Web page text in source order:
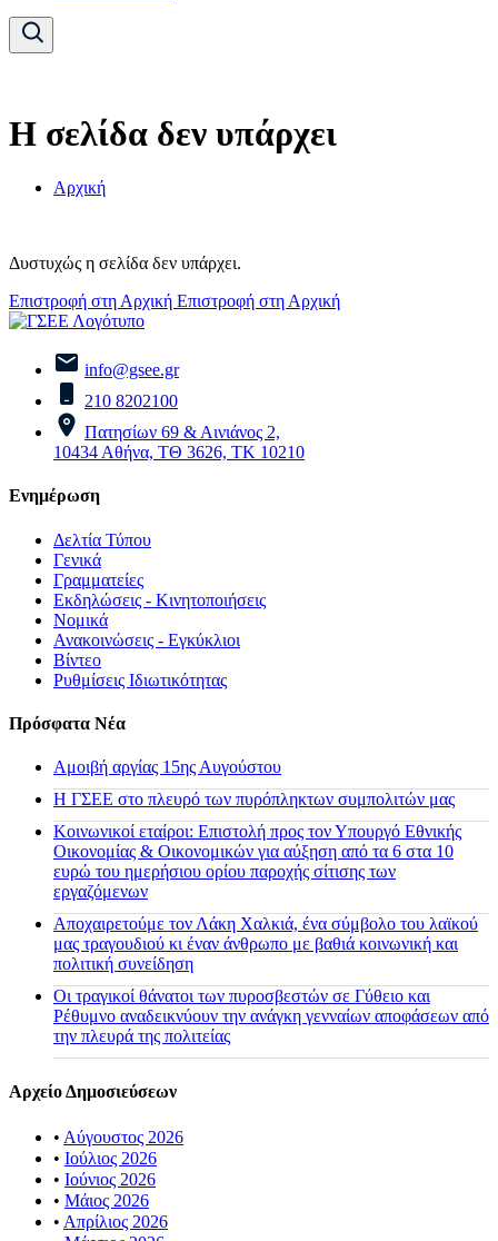
Η σελίδα δεν υπάρχει
Αρχική
Δυστυχώς η σελίδα δεν υπάρχει.
Επιστροφή στη Αρχική Επιστροφή στη Αρχική
info@gsee.gr
210 8202100
Πατησίων 69 & Αινιάνος 2,
10434 Αθήνα, ΤΘ 3626, ΤΚ 10210
Ενημέρωση
Δελτία Τύπου
Γενικά
Γραμματείες
Εκδηλώσεις - Κινητοποιήσεις
Νομικά
Ανακοινώσεις - Εγκύκλιοι
Βίντεο
Ρυθμίσεις Ιδιωτικότητας
Πρόσφατα Νέα
Αμοιβή αργίας 15ης Αυγούστου
H ΓΣΕΕ στο πλευρό των πυρόπληκτων συμπολιτών μας
Κοινωνικοί εταίροι: Επιστολή προς τον Υπουργό Εθνικής
Οικονομίας & Οικονομικών για αύξηση από τα 6 στα 10
ευρώ του ημερήσιου ορίου παροχής σίτισης των
εργαζόμενων
Αποχαιρετούμε τον Λάκη Χαλκιά, ένα σύμβολο του λαϊκού
μας τραγουδιού κι έναν άνθρωπο με βαθιά κοινωνική και
πολιτική συνείδηση
Οι τραγικοί θάνατοι των πυροσβεστών σε Γύθειο και
Ρέθυμνο αναδεικνύουν την ανάγκη γενναίων αποφάσεων από
την πλευρά της πολιτείας
Αρχείο Δημοσιεύσεων
• Αύγουστος 2026
• Ιούλιος 2026
• Ιούνιος 2026
• Μάιος 2026
• Απρίλιος 2026